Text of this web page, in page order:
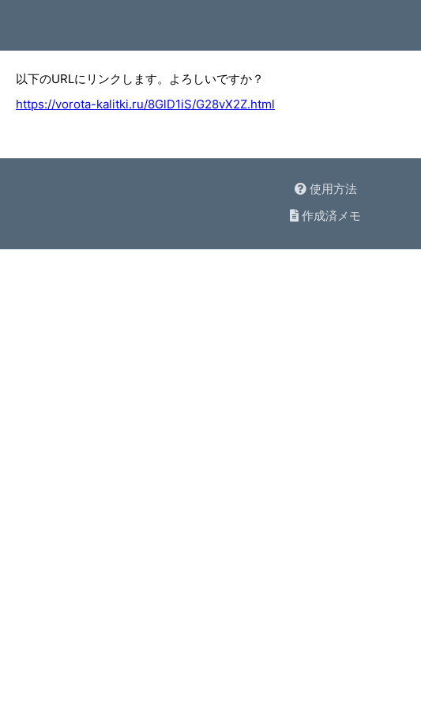
以下のURLにリンクします。よろしいですか？
https://vorota-kalitki.ru/8GlD1iS/G28vX2Z.html
使用方法
作成済メモ